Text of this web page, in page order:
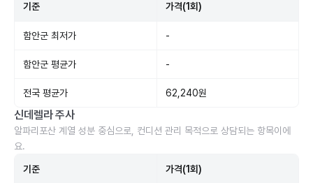
기준 가격(1회)
함안군 최저가 -
함안군 평균가 -
전국 평균가 62,240원
신데렐라 주사
알파리포산 계열 성분 중심으로, 컨디션 관리 목적으로 상담되는 항목이에
요.
기준 가격(1회)